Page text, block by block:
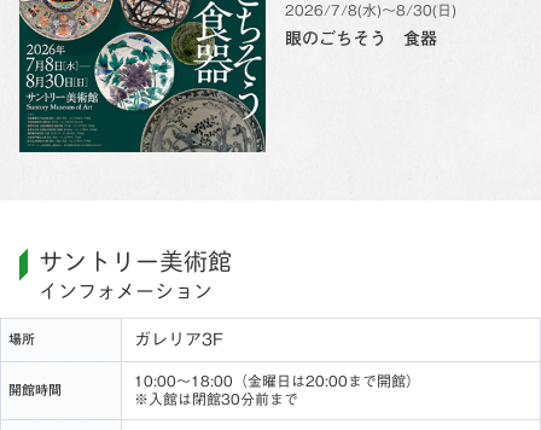
2026/7/8(水)〜8/30(日)
眼のごちそう 食器
サントリー美術館
インフォメーション
場所 ガレリア3F
開館時間
10:00～18:00（金曜日は20:00まで開館）
※入館は閉館30分前まで